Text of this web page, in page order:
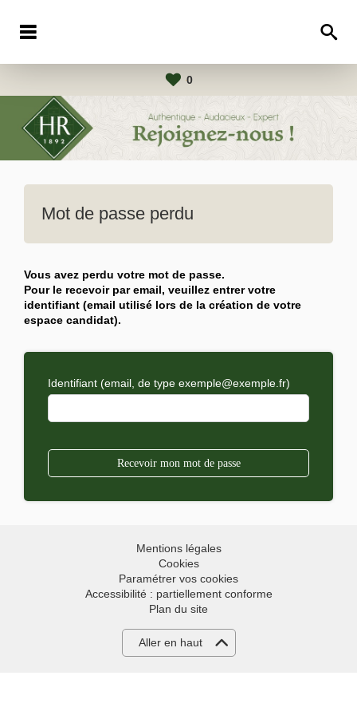
0
Mot de passe perdu
Vous avez perdu votre mot de passe.
Pour le recevoir par email, veuillez entrer votre
identifiant (email utilisé lors de la création de votre
espace candidat).
Identifiant (email, de type exemple@exemple.fr)
Mentions légales
Cookies
Paramétrer vos cookies
Accessibilité : partiellement conforme
Plan du site
Aller en haut